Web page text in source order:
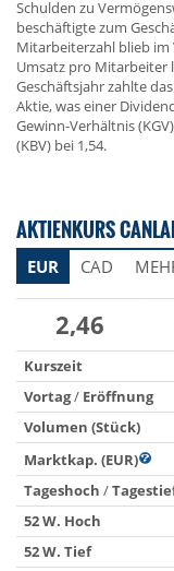
Schulden zu
beschäftigte zum
Mitarbeiterzahl blieb im
Umsatz pro Mitarbeiter
Geschäftsjahr zahlte
Aktie, was einer
Gewinn-Verhältnis
(KBV) bei 1,54.
AKTIENKURS
EUR CAD
2,46
Kurszeit
Vortag/ Eröffnung
Volumen (Stück)
Marktkap. (EUR)
Tageshoch /
52 W. Hoch
52 W. Tief